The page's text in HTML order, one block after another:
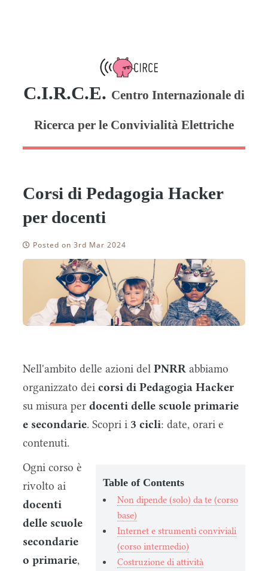
C.I.R.C.E. Centro Internazionale di
Ricerca per le Convivialità Elettriche
Corsi di Pedagogia Hacker
per docenti
Posted on 3rd Mar 2024
Nell'ambito delle azioni delPNRR abbiamo
organizzato deicorsi di Pedagogia Hacker
su misura perdocenti delle scuole primarie
e secondarie. Scopri i 3 cicli: date, orari e
contenuti.
Table of Contents
Non dipende (solo) da te (corso
base)
Internet e strumenti conviviali
(corso intermedio)
Costruzione di attività
Ogni corso è
rivolto ai
docenti
delle scuole
secondarie
o primarie,